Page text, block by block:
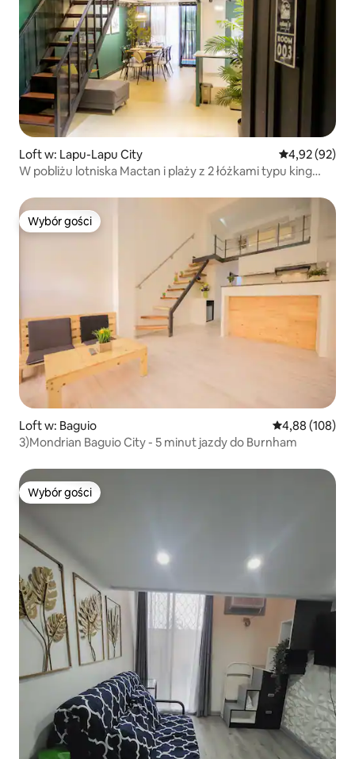
Loft w: Lapu-Lapu City Średnia
4,92 (92)
W pobliżu lotniska Mactan i plaży z 2 łóżkami typu king
Wybór gości
Wybór gości
Loft w: Baguio Średnia
4,88 (108)
3)Mondrian Baguio City - 5 minut jazdy do Burnham
Wybór gości
Wybór gości